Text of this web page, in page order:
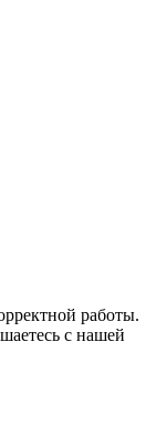
работы.
с нашей